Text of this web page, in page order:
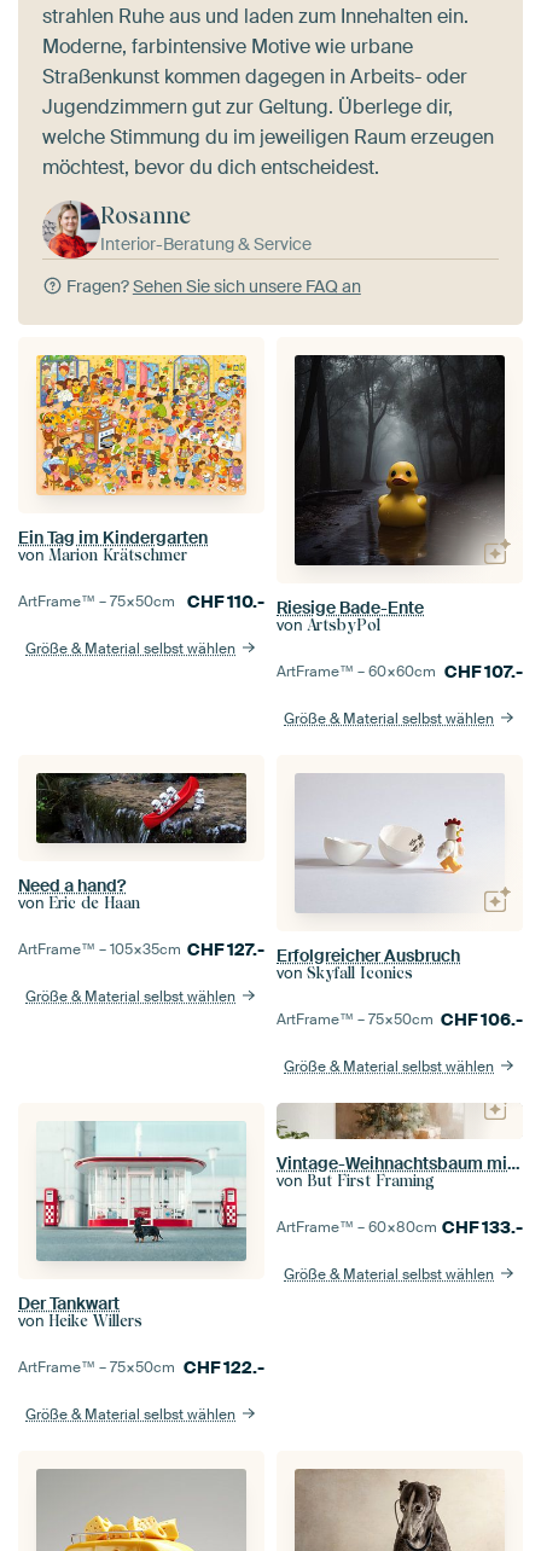
strahlen Ruhe aus und laden zum Innehalten ein.
Moderne, farbintensive Motive wie urbane
Straßenkunst kommen dagegen in Arbeits- oder
Jugendzimmern gut zur Geltung. Überlege dir,
welche Stimmung du im jeweiligen Raum erzeugen
möchtest, bevor du dich entscheidest.
Rosanne
Interior-Beratung & Service
Fragen?Sehen Sie sich unsere FAQ an
Ein Tag im Kindergarten
von Marion Krätschmer
ArtFrame™ –75×50cm CHF110.-
Größe & Material selbst wählen
Riesige Bade-Ente
von ArtsbyPol
ArtFrame™ –60×60cm CHF107.-
Größe & Material selbst wählen
Need a hand?
von Eric de Haan
ArtFrame™ –105×35cm CHF127.-
Größe & Material selbst wählen
Erfolgreicher Ausbruch
von Skyfall Iconics
ArtFrame™ –75×50cm CHF106.-
Größe & Material selbst wählen
Der Tankwart
von Heike Willers
ArtFrame™ –75×50cm CHF122.-
Größe & Material selbst wählen
Vintage-Weihnachtsbaum mit Spielzeugeisenbahn und Geschenken
von But First Framing
ArtFrame™ –60×80cm CHF133.-
Größe & Material selbst wählen